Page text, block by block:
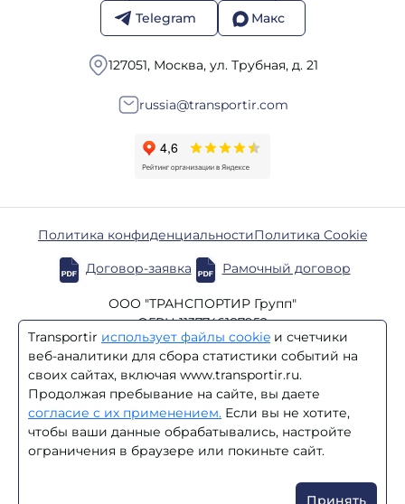
Telegram Макс
127051, Москва, ул. Трубная, д. 21
russia@transportir.com
Политика конфиденциальностиПолитика Cookie
BY/RU
Договор-заявка Рамочный договор
ООО "ТРАНСПОРТИР Групп"
ОГРН 1137746187952
ИНН 7723864870
КПП 770201001
© 2003–2026 Transportir
уточняйте у менеджеров компании.
Transportir использует файлы cookie и счетчики
веб-аналитики для сбора статистики событий на
своих сайтах, включая www.transportir.ru.
Продолжая пребывание на сайте, вы даете
согласие с их применением. Если вы не хотите,
чтобы ваши данные обрабатывались, настройте
ограничения в браузере или покиньте сайт.
Принять